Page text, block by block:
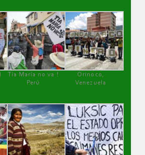
Tía María no va !
Perú
Orinoco,
Venezuela